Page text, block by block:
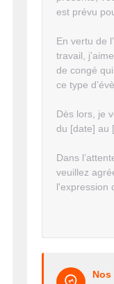
est prévu
En vertu de
travail,
de congé
ce type
Dès lors, je
du [date] au
Dans
veuillez
l'expression
Nos